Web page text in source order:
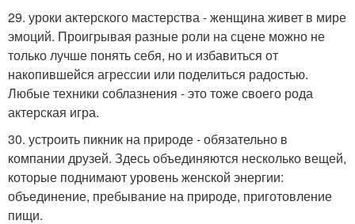
29. уроки актерского мастерства - женщина живет в мире
эмоций. Проигрывая разные роли на сцене можно не
только лучше понять себя, но и избавиться от
накопившейся агрессии или поделиться радостью.
Любые техники соблазнения - это тоже своего рода
актерская игра.
30. устроить пикник на природе - обязательно в
компании друзей. Здесь объединяются несколько вещей,
которые поднимают уровень женской энергии:
объединение, пребывание на природе, приготовление
пищи.